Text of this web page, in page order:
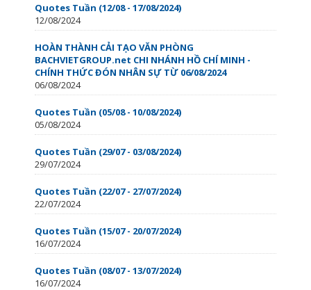
Quotes Tuần (12/08 - 17/08/2024)
12/08/2024
HOÀN THÀNH CẢI TẠO VĂN PHÒNG
BACHVIETGROUP.net CHI NHÁNH HỒ CHÍ MINH -
CHÍNH THỨC ĐÓN NHÂN SỰ TỪ 06/08/2024
06/08/2024
Quotes Tuần (05/08 - 10/08/2024)
05/08/2024
Quotes Tuần (29/07 - 03/08/2024)
29/07/2024
Quotes Tuần (22/07 - 27/07/2024)
22/07/2024
Quotes Tuần (15/07 - 20/07/2024)
16/07/2024
Quotes Tuần (08/07 - 13/07/2024)
16/07/2024